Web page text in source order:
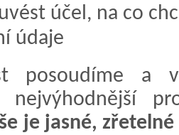
účel, na co
údaje
posoudíme a
nejvýhodnější
je jasné,